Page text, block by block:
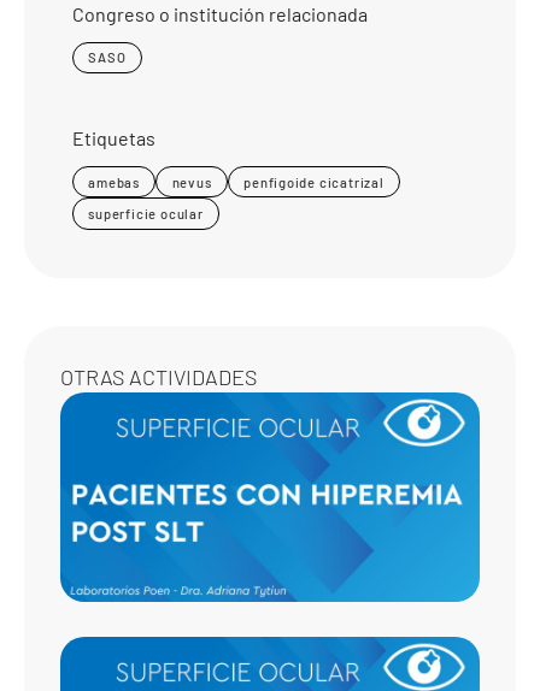
Congreso o institución relacionada
SASO
Etiquetas
amebas nevus penfigoide cicatrizal
superficie ocular
OTRAS ACTIVIDADES